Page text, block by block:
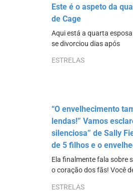
Este é o aspeto da
de Cage
Aqui está a quarta esposa
se divorciou dias após
ESTRELAS
“O envelhecimento
lendas!” Vamos
silenciosa” de Sally
de 5 filhos e o
Ela finalmente fala sobre
o coração dos fãs! Você
ESTRELAS